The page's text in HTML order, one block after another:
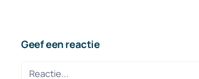
Geef een reactie
Reactie